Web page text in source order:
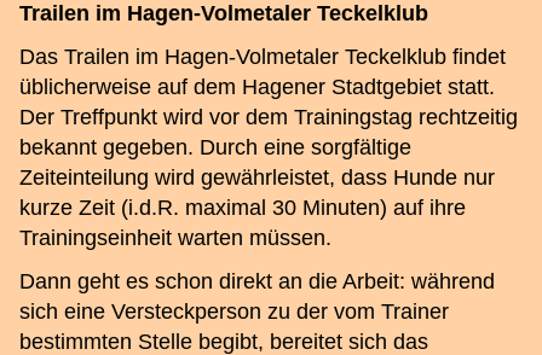
Trailen im Hagen-Volmetaler Teckelklub
Das Trailen im Hagen-Volmetaler Teckelklub findet
üblicherweise auf dem Hagener Stadtgebiet statt.
Der Treffpunkt wird vor dem Trainingstag rechtzeitig
bekannt gegeben. Durch eine sorgfältige
Zeiteinteilung wird gewährleistet, dass Hunde nur
kurze Zeit (i.d.R. maximal 30 Minuten) auf ihre
Trainingseinheit warten müssen.
Dann geht es schon direkt an die Arbeit: während
sich eine Versteckperson zu der vom Trainer
bestimmten Stelle begibt, bereitet sich das